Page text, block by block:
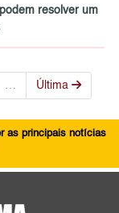
resolver um
Última
as principais notícias